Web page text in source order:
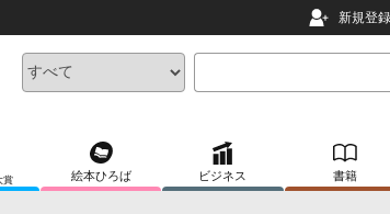
新規登録
賞
絵本ひろば ビジネス 書籍